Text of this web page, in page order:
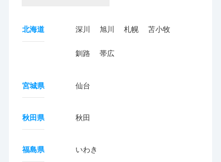
北海道 深川 旭川 札幌 苫小牧
釧路 帯広
宮城県 仙台
秋田県 秋田
福島県 いわき